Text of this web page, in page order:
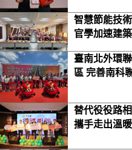
智慧節能技
官學加速建
臺南北外環
區 完善南科
替代役役路
攜手走出溫